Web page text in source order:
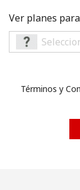
Al abrir una
Ver planes
Términos y